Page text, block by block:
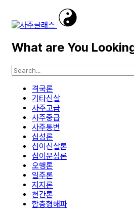
What are You
격국론
기타신살
사주고급
사주중급
사주통변
십성론
십이신살론
십이운성론
오행론
일주론
지지론
천간론
합충형해파